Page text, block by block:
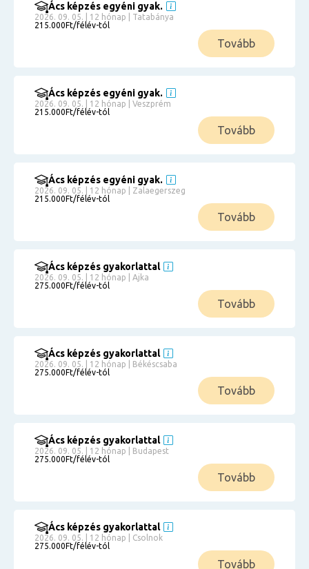
Ács képzés egyéni gyak.
2026. 09. 05. | 12 hónap | Tatabánya
215.000Ft/félév-tól
Tovább
Ács képzés egyéni gyak.
2026. 09. 05. | 12 hónap | Veszprém
215.000Ft/félév-tól
Tovább
Ács képzés egyéni gyak.
2026. 09. 05. | 12 hónap | Zalaegerszeg
215.000Ft/félév-tól
Tovább
Ács képzés gyakorlattal
2026. 09. 05. | 12 hónap | Ajka
275.000Ft/félév-tól
Tovább
Ács képzés gyakorlattal
2026. 09. 05. | 12 hónap | Békéscsaba
275.000Ft/félév-tól
Tovább
Ács képzés gyakorlattal
2026. 09. 05. | 12 hónap | Budapest
275.000Ft/félév-tól
Tovább
Ács képzés gyakorlattal
2026. 09. 05. | 12 hónap | Csolnok
275.000Ft/félév-tól
Tovább